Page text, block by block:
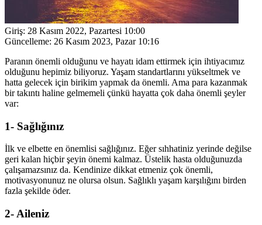
Giriş: 28 Kasım 2022, Pazartesi 10:00
Güncelleme: 26 Kasım 2023, Pazar 10:16
Paranın önemli olduğunu ve hayatı idam ettirmek için ihtiyacımız
olduğunu hepimiz biliyoruz. Yaşam standartlarını yükseltmek ve
hatta gelecek için birikim yapmak da önemli. Ama para kazanmak
bir takıntı haline gelmemeli çünkü hayatta çok daha önemli şeyler
var:
1- Sağlığınız
İlk ve elbette en önemlisi sağlığınız. Eğer sıhhatiniz yerinde değilse
geri kalan hiçbir şeyin önemi kalmaz. Üstelik hasta olduğunuzda
çalışamazsınız da. Kendinize dikkat etmeniz çok önemli,
motivasyonunuz ne olursa olsun. Sağlıklı yaşam karşılığını birden
fazla şekilde öder.
2- Aileniz